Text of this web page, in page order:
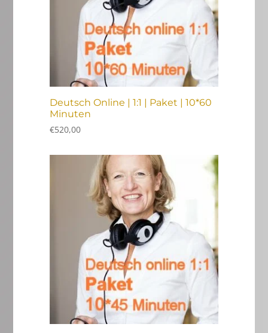
Deutsch Online | 1:1 | Paket | 10*60
Minuten
€520,00